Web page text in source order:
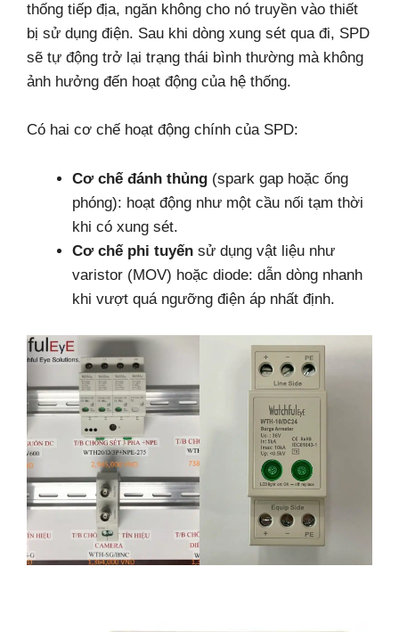
thống tiếp địa, ngăn không cho nó truyền vào thiết
bị sử dụng điện. Sau khi dòng xung sét qua đi, SPD
sẽ tự động trở lại trạng thái bình thường mà không
ảnh hưởng đến hoạt động của hệ thống.
Có hai cơ chế hoạt động chính của SPD:
Cơ chế đánh thủng (spark gap hoặc ống
phóng): hoạt động như một cầu nối tạm thời
khi có xung sét.
Cơ chế phi tuyến sử dụng vật liệu như
varistor (MOV) hoặc diode: dẫn dòng nhanh
khi vượt quá ngưỡng điện áp nhất định.